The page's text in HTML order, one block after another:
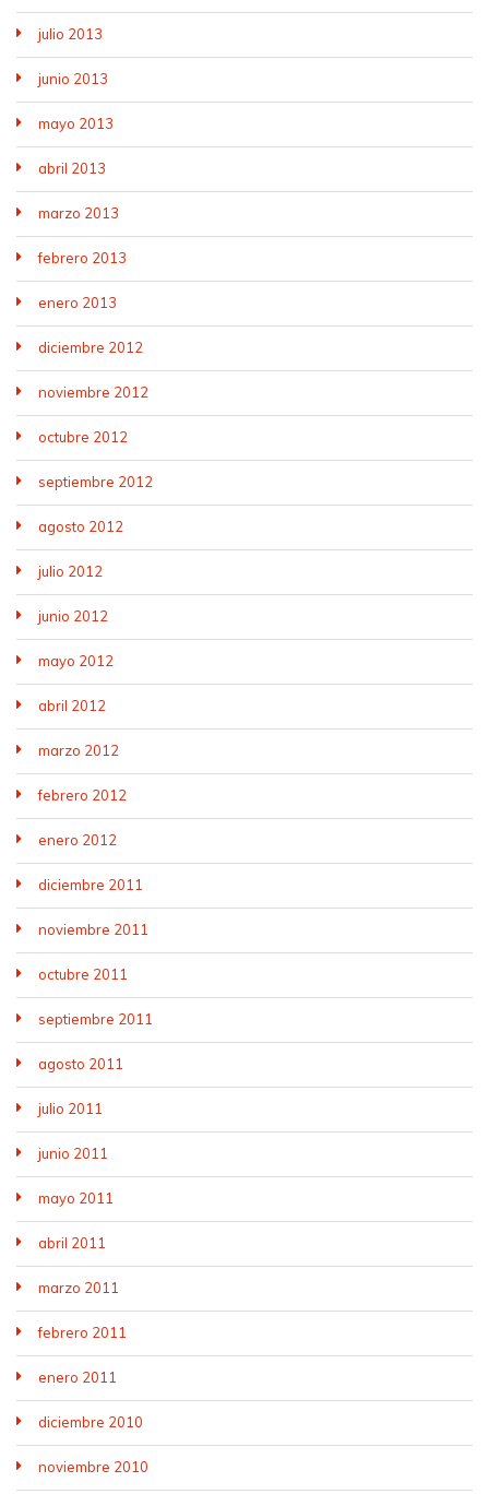
julio 2013
junio 2013
mayo 2013
abril 2013
marzo 2013
febrero 2013
enero 2013
diciembre 2012
noviembre 2012
octubre 2012
septiembre 2012
agosto 2012
julio 2012
junio 2012
mayo 2012
abril 2012
marzo 2012
febrero 2012
enero 2012
diciembre 2011
noviembre 2011
octubre 2011
septiembre 2011
agosto 2011
julio 2011
junio 2011
mayo 2011
abril 2011
marzo 2011
febrero 2011
enero 2011
diciembre 2010
noviembre 2010